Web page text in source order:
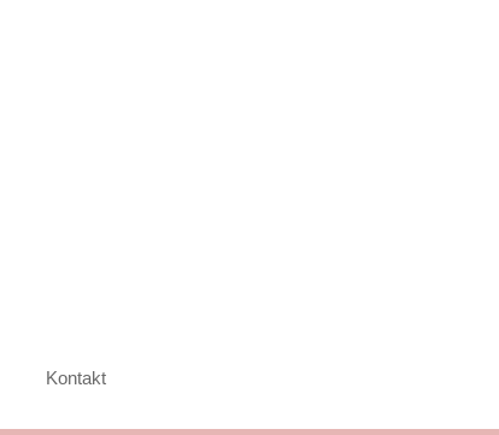
Kontakt